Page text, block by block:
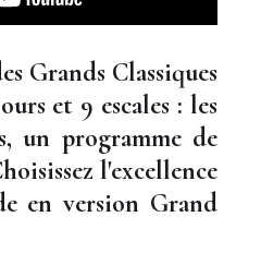
Grands Classiques
et 9 escales : les
un programme de
l'excellence
en version Grand